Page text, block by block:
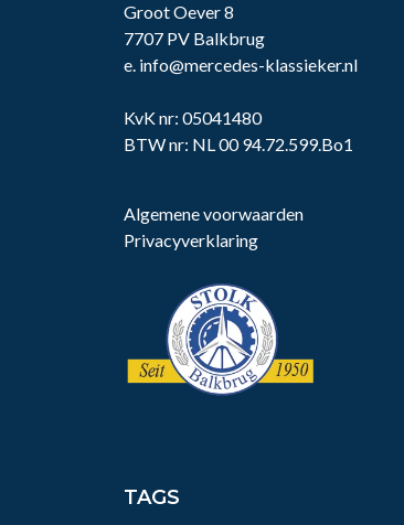
Groot Oever 8
7707 PV Balkbrug
e. info@mercedes-klassieker.nl
KvK nr: 05041480
BTW nr: NL 00 94.72.599.Bo1
Algemene voorwaarden
Privacyverklaring
TAGS